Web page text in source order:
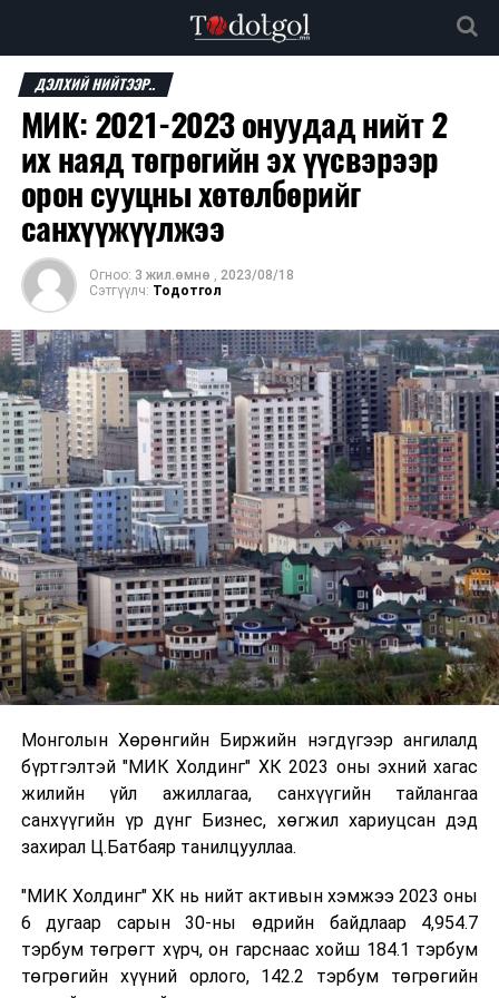
ДЭЛХИЙ НИЙТЭЭР..
МИК: 2021-2023 онуудад нийт 2
их наяд төгрөгийн эх үүсвэрээр
орон сууцны хөтөлбөрийг
санхүүжүүлжээ
Огноо: 3 жил.өмнө , 2023/08/18
Сэтгүүлч: Тодотгол
Монголын Хөрөнгийн Биржийн нэгдүгээр ангилалд
бүртгэлтэй "МИК Холдинг" ХК 2023 оны эхний хагас
жилийн үйл ажиллагаа, санхүүгийн тайлангаа
санхүүгийн үр дүнг Бизнес, хөгжил хариуцсан дэд
захирал Ц.Батбаяр танилцууллаа.
"МИК Холдинг" ХК нь нийт активын хэмжээ 2023 оны
6 дугаар сарын 30-ны өдрийн байдлаар 4,954.7
тэрбум төгрөгт хүрч, он гарснаас хойш 184.1 тэрбум
төгрөгийн хүүний орлого, 142.2 тэрбум төгрөгийн